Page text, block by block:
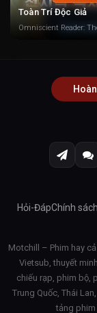
Toàn Trí Độc Giả
Omniscient Reader:
Hỏi-ĐápChính
Motchill – Phim hay
Vietsub, thuyết
chiếu rạp, phim bộ,
Trung Quốc, Thái
tảng phim